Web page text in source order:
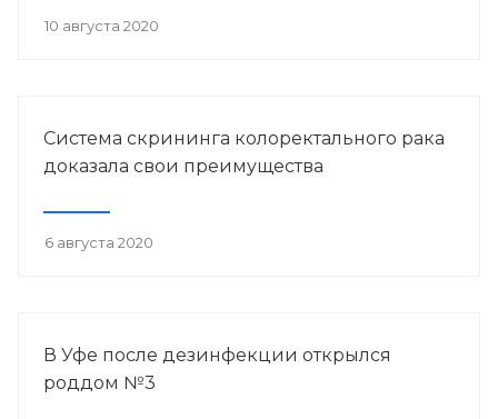
10 августа 2020
Система скрининга колоректального рака
доказала свои преимущества
6 августа 2020
В Уфе после дезинфекции открылся
роддом №3